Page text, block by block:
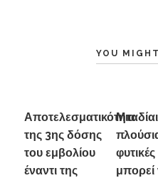
YOU
Αποτελεσματικότητα
της 3ης δόσης
του εμβολίου
έναντι της
Μια
φυτικές
μπορεί